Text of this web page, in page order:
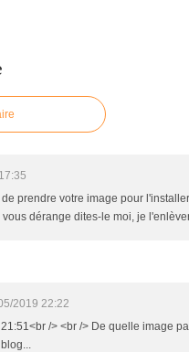
prendre votre image pour
dérange dites-le moi, je
2019 22:22
/> <br /> De quelle image